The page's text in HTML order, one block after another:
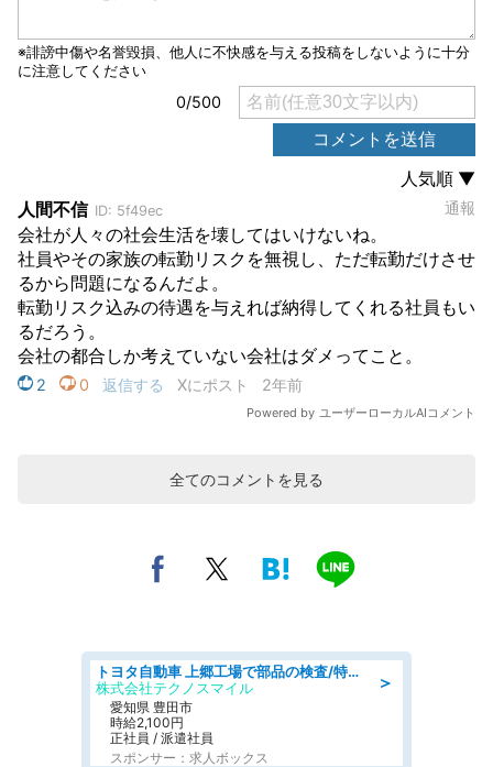
全てのコメントを見る
＞
トヨタ自動車 上郷工場で部品の検査/特典168万/tutumi
株式会社テクノスマイル
愛知県 豊田市
時給2,100円
正社員 / 派遣社員
スポンサー：求人ボックス